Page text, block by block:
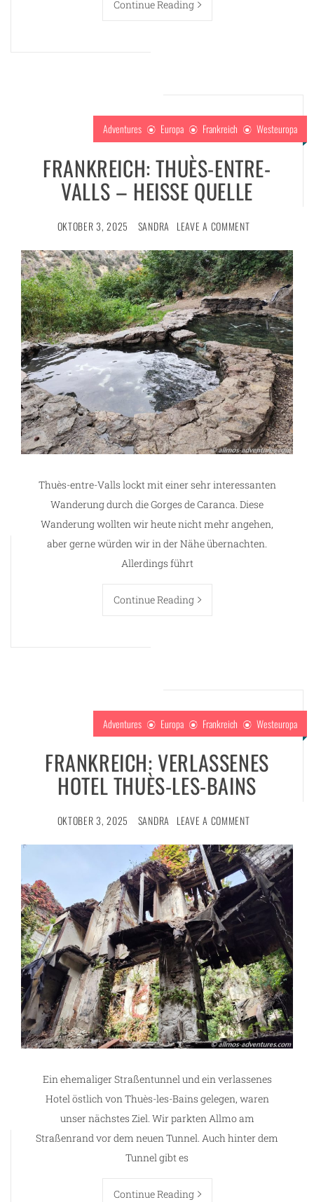
Continue Reading
Adventures Europa Frankreich Westeuropa
FRANKREICH: THUÈS-ENTRE-
VALLS – HEISSE QUELLE
OKTOBER 3, 2025 SANDRA LEAVE A COMMENT
Thuès-entre-Valls lockt mit einer sehr interessanten
Wanderung durch die Gorges de Caranca. Diese
Wanderung wollten wir heute nicht mehr angehen,
aber gerne würden wir in der Nähe übernachten.
Allerdings führt
Continue Reading
Adventures Europa Frankreich Westeuropa
FRANKREICH: VERLASSENES
HOTEL THUÈS-LES-BAINS
OKTOBER 3, 2025 SANDRA LEAVE A COMMENT
Ein ehemaliger Straßentunnel und ein verlassenes
Hotel östlich von Thuès-les-Bains gelegen, waren
unser nächstes Ziel. Wir parkten Allmo am
Straßenrand vor dem neuen Tunnel. Auch hinter dem
Tunnel gibt es
Continue Reading